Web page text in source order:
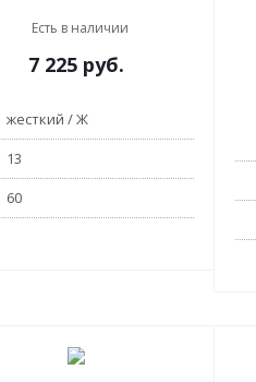
Есть в наличии
7 225руб.
жесткий / Ж
13
60